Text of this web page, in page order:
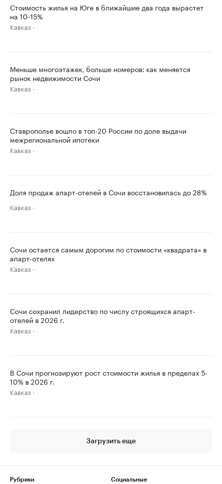
Стоимость жилья на Юге в ближайшие два года вырастет
на 10-15%
Кавказ
Меньше многоэтажек, больше номеров: как меняется
рынок недвижимости Сочи
Кавказ
Ставрополье вошло в топ-20 России по доле выдачи
межрегиональной ипотеки
Кавказ
Доля продаж апарт-отелей в Сочи восстановилась до 28%
Кавказ
Сочи остается самым дорогим по стоимости «квадрата» в
апарт-отелях
Кавказ
Сочи сохранил лидерство по числу строящихся апарт-
отелей в 2026 г.
Кавказ
В Сочи прогнозируют рост стоимости жилья в пределах 5-
10% в 2026 г.
Кавказ
Загрузить еще
Рубрики
Социальные